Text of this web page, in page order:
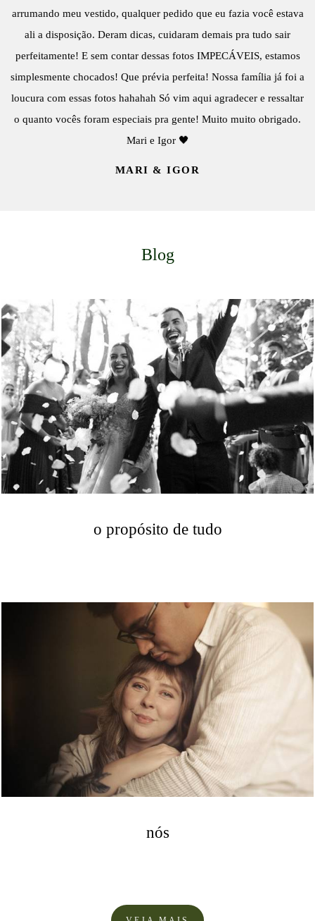
arrumando meu vestido, qualquer pedido que eu fazia você estava
ali a disposição. Deram dicas, cuidaram demais pra tudo sair
perfeitamente! E sem contar dessas fotos IMPECÁVEIS, estamos
simplesmente chocados! Que prévia perfeita! Nossa família já foi a
loucura com essas fotos hahahah Só vim aqui agradecer e ressaltar
o quanto vocês foram especiais pra gente! Muito muito obrigado.
Mari e Igor 🖤
MARI & IGOR
Blog
o propósito de tudo
nós